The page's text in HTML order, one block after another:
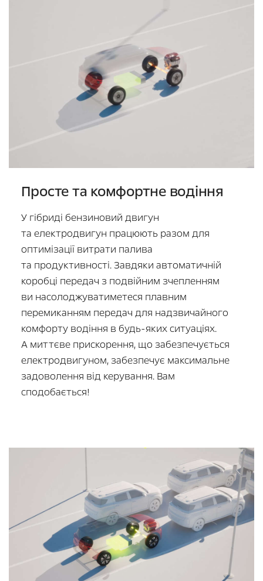
Просте та комфортне водіння
У гібриді бензиновий двигун
та електродвигун працюють разом для
оптимізації витрати палива
та продуктивності. Завдяки автоматичній
коробці передач з подвійним зчепленням
ви насолоджуватиметеся плавним
перемиканням передач для надзвичайного
комфорту водіння в будь-яких ситуаціях.
А миттєве прискорення, що забезпечується
електродвигуном, забезпечує максимальне
задоволення від керування. Вам
сподобається!